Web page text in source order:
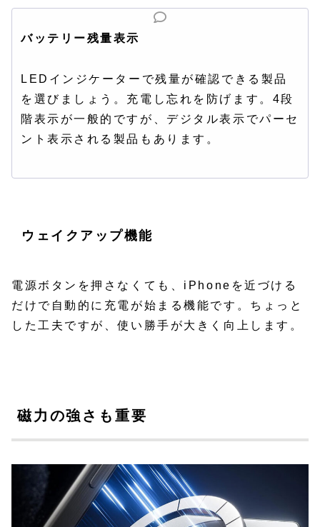
バッテリー残量表示
LEDインジケーターで残量が確認できる製品
を選びましょう。充電し忘れを防げます。4段
階表示が一般的ですが、デジタル表示でパーセ
ント表示される製品もあります。
ウェイクアップ機能
電源ボタンを押さなくても、iPhoneを近づける
だけで自動的に充電が始まる機能です。ちょっと
した工夫ですが、使い勝手が大きく向上します。
磁力の強さも重要